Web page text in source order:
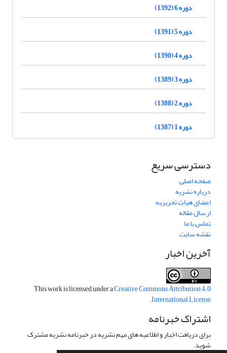
دوره 6 (1392)
دوره 5 (1391)
دوره 4 (1390)
دوره 3 (1389)
دوره 2 (1388)
دوره 1 (1387)
دسترسی سریع
صفحه اصلی
درباره نشریه
اعضای هیات تحریریه
ارسال مقاله
تماس با ما
نقشه سایت
آخرین اخبار
This work is licensed under aCreative Commons Attribution 4.0
International License
.
اشتراک خبرنامه
برای دریافت اخبار و اطلاعیه های مهم نشریه در خبرنامه نشریه مشترک
شوید.